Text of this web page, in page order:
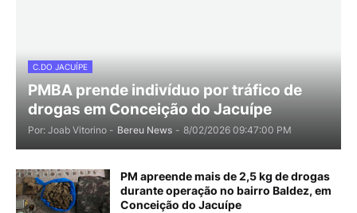
C.DO JACUÍPE
PMBA prende indivíduo por tráfico de
drogas em Conceição do Jacuípe
Por: Joab Vitorino - Bereu News - 8/02/2026 09:47:00 PM
PM apreende mais de 2,5 kg de drogas
durante operação no bairro Baldez, em
Conceição do Jacuípe